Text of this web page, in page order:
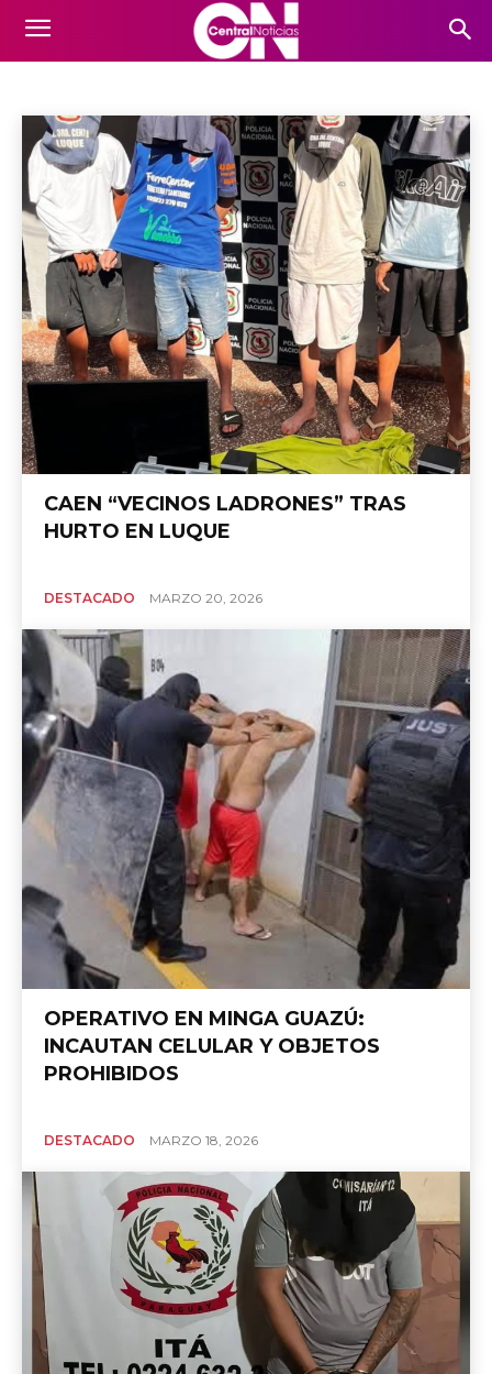
DESTACADO
CAEN “VECINOS LADRONES” TRAS
HURTO EN LUQUE
DESTACADO MARZO 20, 2026
OPERATIVO EN MINGA GUAZÚ:
INCAUTAN CELULAR Y OBJETOS
PROHIBIDOS
DESTACADO MARZO 18, 2026